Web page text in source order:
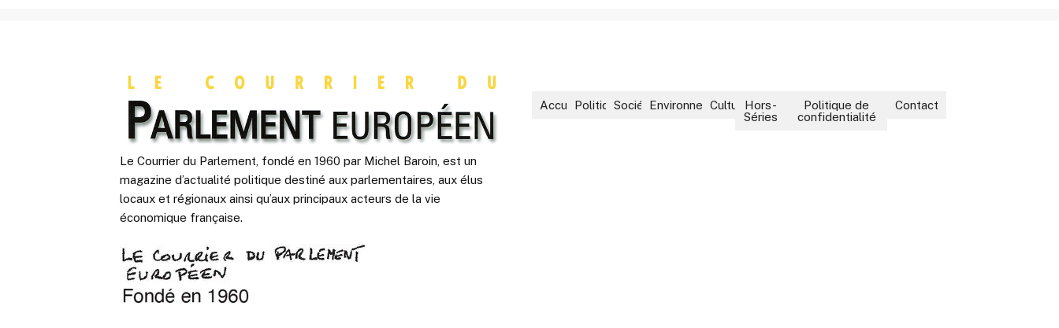
Le Courrier du Parlement, fondé en 1960 par Michel Baroin, est un
magazine d’actualité politique destiné aux parlementaires, aux élus
locaux et régionaux ainsi qu’aux principaux acteurs de la vie
économique française.
AccueilPolitiqueSociétéEnvironnementCultureHors-
Séries
Politique de
confidentialité
Contact